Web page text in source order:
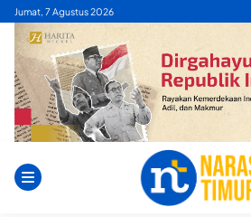
Skip
content
Jumat, 7 Agustus 2026